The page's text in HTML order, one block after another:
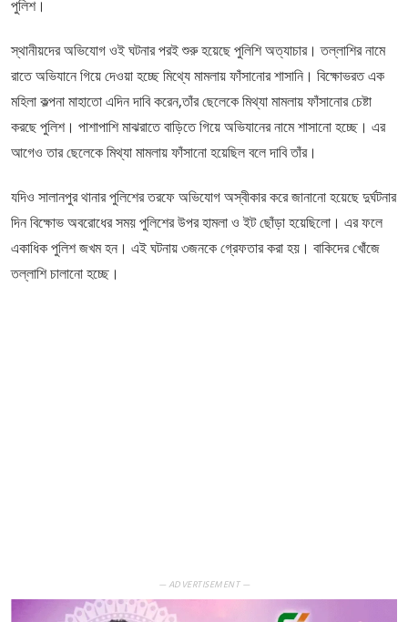
পুলিশ।
স্থানীয়দের অভিযোগ ওই ঘটনার পরই শুরু হয়েছে পুলিশি অত্যাচার। তল্লাশির নামে
রাতে অভিযানে গিয়ে দেওয়া হচ্ছে মিথ্যে মামলায় ফাঁসানোর শাসানি। বিক্ষোভরত এক
মহিলা কল্পনা মাহাতো এদিন দাবি করেন,তাঁর ছেলেকে মিথ্যা মামলায় ফাঁসানোর চেষ্টা
করছে পুলিশ। পাশাপাশি মাঝরাতে বাড়িতে গিয়ে অভিযানের নামে শাসানো হচ্ছে। এর
আগেও তার ছেলেকে মিথ্যা মামলায় ফাঁসানো হয়েছিল বলে দাবি তাঁর।
যদিও সালানপুর থানার পুলিশের তরফে অভিযোগ অস্বীকার করে জানানো হয়েছে দুর্ঘটনার
দিন বিক্ষোভ অবরোধের সময় পুলিশের উপর হামলা ও ইট ছোঁড়া হয়েছিলো। এর ফলে
একাধিক পুলিশ জখম হন। এই ঘটনায় ৩জনকে গ্রেফতার করা হয়। বাকিদের খোঁজে
তল্লাশি চালানো হচ্ছে।
— ADVERTISEMENT —